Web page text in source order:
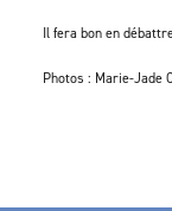
Il fera bon en
Photos : Marie-Jade